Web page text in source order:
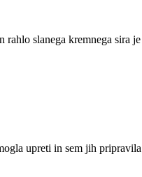
slanega kremnega
upreti in sem jih